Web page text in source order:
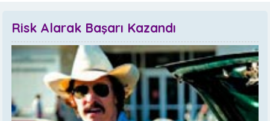
Risk Alarak Başarı Kazandı